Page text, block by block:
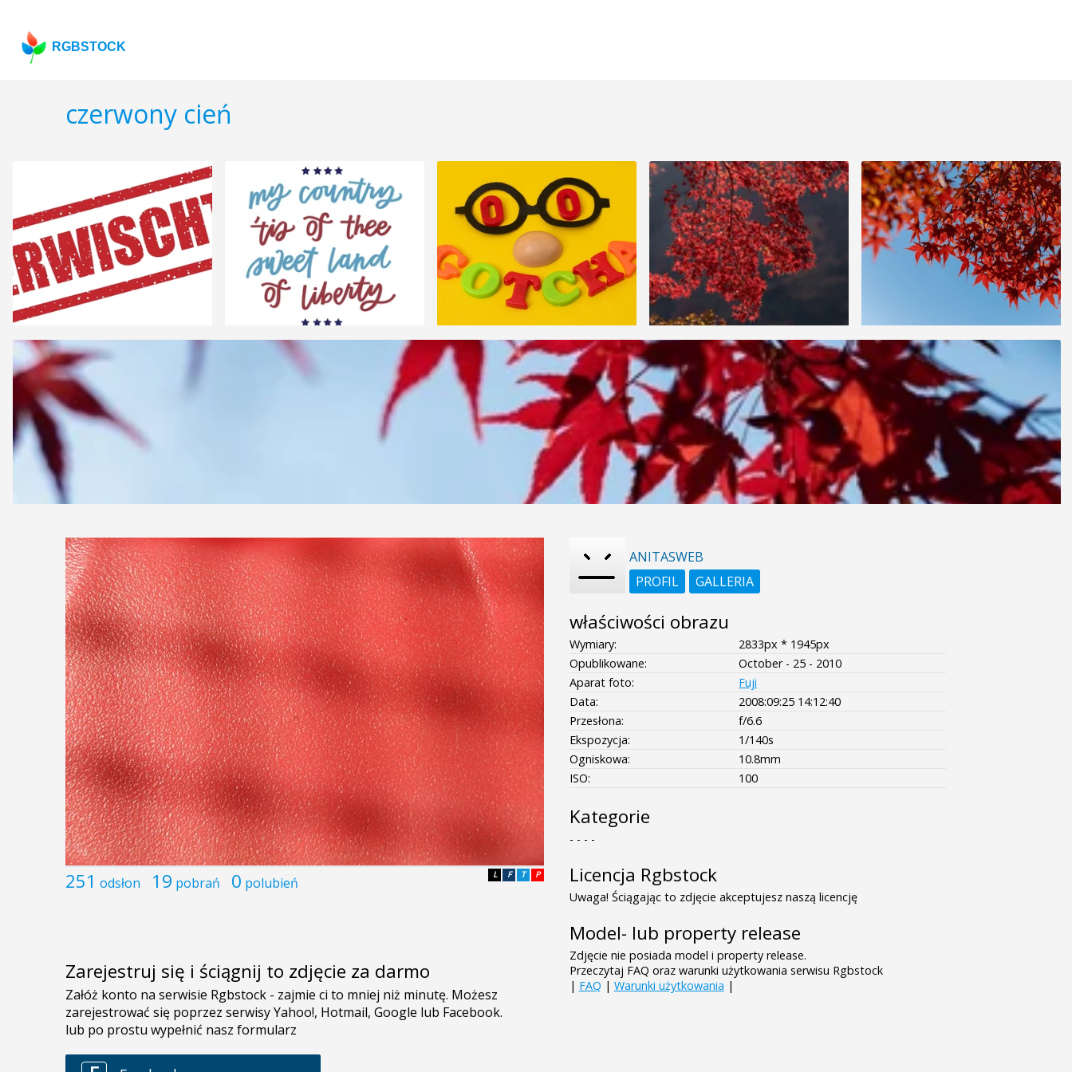
RGBSTOCK
czerwony cień
251 odsłon 19 pobrań 0 polubień P
T
F
L
Zarejestruj się i ściągnij to zdjęcie za darmo
ANITASWEB
PROFIL
GALLERIA
właściwości obrazu
Wymiary:
2833px * 1945px
Opublikowane:
October - 25 - 2010
Aparat foto:
Fuji
Data:
2008:09:25 14:12:40
Przesłona:
f/6.6
Ekspozycja:
1/140s
Ogniskowa:
10.8mm
ISO:
100
Kategorie
- - - -
Licencja Rgbstock
Uwaga! Ściągając to zdjęcie akceptujesz naszą licencję
Model- lub property release
Zdjęcie nie posiada model i property release.
Przeczytaj FAQ oraz warunki użytkowania serwisu Rgbstock
| FAQ | Warunki użytkowania |